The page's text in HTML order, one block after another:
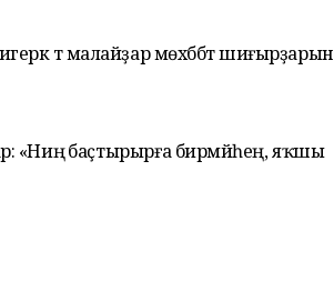
тә малайҙар мөхәббәт шиғырҙарын
«Ниңә баҫтырырға бирмәйһең, яҡшы